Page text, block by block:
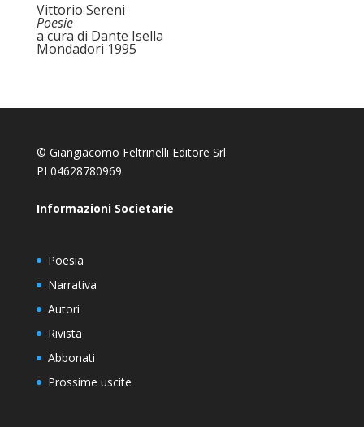
Vittorio Sereni
Poesie
a cura di Dante Isella
Mondadori 1995
© Giangiacomo Feltrinelli Editore Srl
PI 04628780969
Informazioni Societarie
Poesia
Narrativa
Autori
Rivista
Abbonati
Prossime uscite